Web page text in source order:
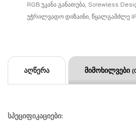
RGB Უკანა Განათება, Screwless
Უჭრილვადო Დიზაინი, Წყალგამძლე
აღწერა მიმოხილვები
სპეციფიკაციები: